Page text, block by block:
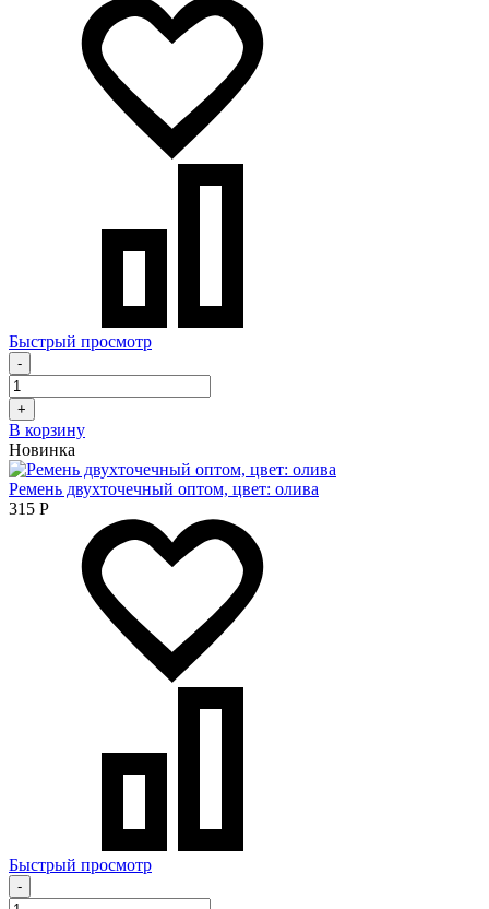
Быстрый просмотр
-
+
В корзину
Новинка
Ремень двухточечный оптом, цвет: олива
315 Р
Быстрый просмотр
-